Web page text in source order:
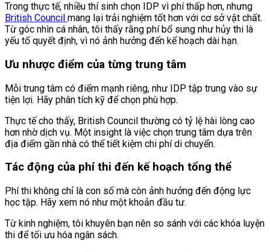
Trong thực tế, nhiều thí sinh chọn IDP vì phí thấp hơn, nhưng
British Council mang lại trải nghiệm tốt hơn với cơ sở vật chất.
Từ góc nhìn cá nhân, tôi thấy rằng phí bổ sung như hủy thi là
yếu tố quyết định, vì nó ảnh hưởng đến kế hoạch dài hạn.
Ưu nhược điểm của từng trung tâm
Mỗi trung tâm có điểm mạnh riêng, như IDP tập trung vào sự
tiện lợi. Hãy phân tích kỹ để chọn phù hợp.
Thực tế cho thấy, British Council thường có tỷ lệ hài lòng cao
hơn nhờ dịch vụ. Một insight là việc chọn trung tâm dựa trên
địa điểm gần nhà có thể tiết kiệm chi phí di chuyển.
Tác động của phí thi đến kế hoạch tổng thể
Phí thi không chỉ là con số mà còn ảnh hưởng đến động lực
học tập. Hãy xem nó như một khoản đầu tư.
Từ kinh nghiệm, tôi khuyên bạn nên so sánh với các khóa luyện
thi để tối ưu hóa ngân sách.